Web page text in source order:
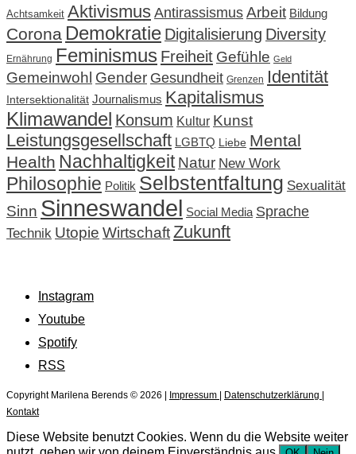
Achtsamkeit Aktivismus Antirassismus Arbeit Bildung
Corona Demokratie Digitalisierung Diversity
Ernährung Feminismus Freiheit Gefühle Geld
Gemeinwohl Gender Gesundheit Grenzen Identität
Intersektionalität Journalismus Kapitalismus
Klimawandel Konsum Kultur Kunst
Leistungsgesellschaft LGBTQ Liebe Mental
Health Nachhaltigkeit Natur New Work
Philosophie Politik Selbstentfaltung Sexualität
Sinn Sinneswandel Social Media Sprache
Technik Utopie WirtschaftZukunft
Instagram
Youtube
Spotify
RSS
Copyright Marilena Berends © 2026 | Impressum | Datenschutzerklärung |
Kontakt
Diese Website benutzt Cookies. Wenn du die Website weiter